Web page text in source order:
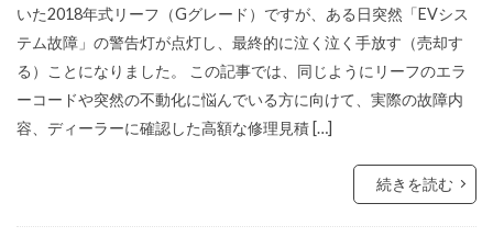
いた2018年式リーフ（Gグレード）ですが、ある日突然「EVシス
テム故障」の警告灯が点灯し、最終的に泣く泣く手放す（売却す
る）ことになりました。 この記事では、同じようにリーフのエラ
ーコードや突然の不動化に悩んでいる方に向けて、実際の故障内
容、ディーラーに確認した高額な修理見積 […]
続きを読む